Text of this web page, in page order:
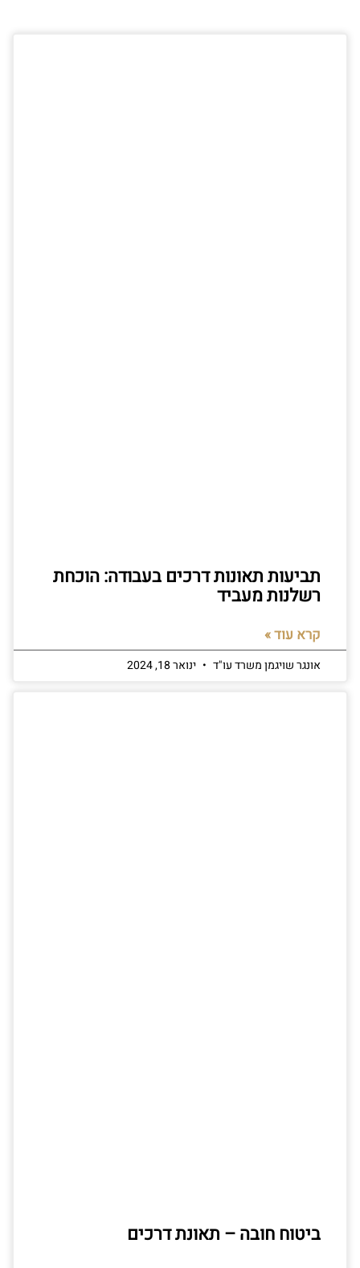
תביעות תאונות דרכים בעבודה: הוכחת
רשלנות מעביד
קרא עוד »
אונגר שויגמן משרד עו"ד ינואר 18, 2024
ביטוח חובה – תאונת דרכים